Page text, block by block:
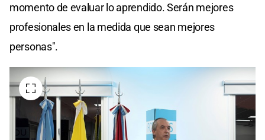
momento de evaluar lo aprendido. Serán mejores
profesionales en la medida que sean mejores
personas".